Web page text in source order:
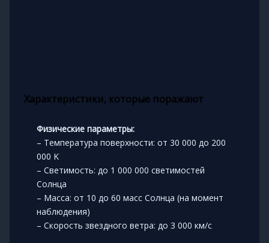
Характеристики, которые поражают
Физические параметры:
– Температура поверхности: от 30 000 до 200
000 K
– Светимость: до 1 000 000 светимостей
Солнца
– Масса: от 10 до 60 масс Солнца (на момент
наблюдения)
– Скорость звездного ветра: до 3 000 км/с